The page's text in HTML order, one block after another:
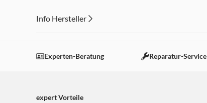
Info Hersteller
Einstellungen anpassen
Experten-Beratung Reparatur-Service
expert Vorteile